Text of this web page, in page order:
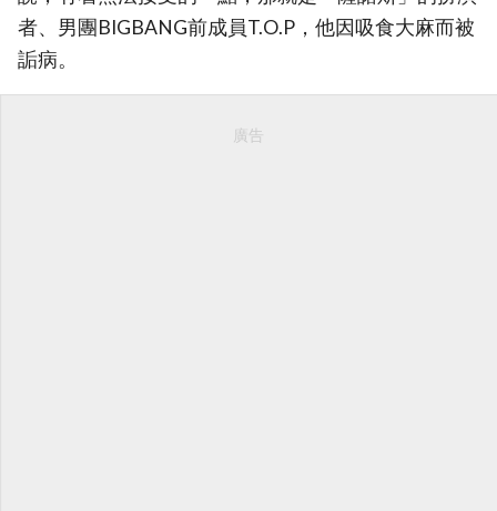
者、男團BIGBANG前成員T.O.P，他因吸食大麻而被
詬病。
廣告